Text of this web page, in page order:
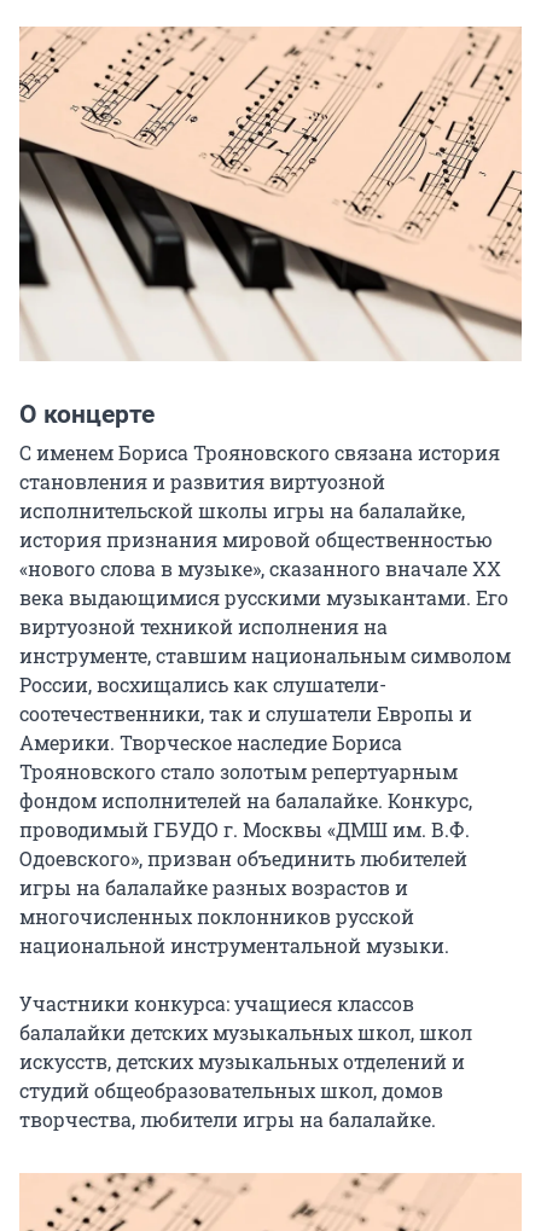
О концерте
С именем Бориса Трояновского связана история
становления и развития виртуозной
исполнительской школы игры на балалайке,
история признания мировой общественностью
«нового слова в музыке», сказанного вначале XX
века выдающимися русскими музыкантами. Его
виртуозной техникой исполнения на
инструменте, ставшим национальным символом
России, восхищались как слушатели-
соотечественники, так и слушатели Европы и
Америки. Творческое наследие Бориса
Трояновского стало золотым репертуарным
фондом исполнителей на балалайке. Конкурс,
проводимый ГБУДО г. Москвы «ДМШ им. В.Ф.
Одоевского», призван объединить любителей
игры на балалайке разных возрастов и
многочисленных поклонников русской
национальной инструментальной музыки.
Участники конкурса: учащиеся классов
балалайки детских музыкальных школ, школ
искусств, детских музыкальных отделений и
студий общеобразовательных школ, домов
творчества, любители игры на балалайке.